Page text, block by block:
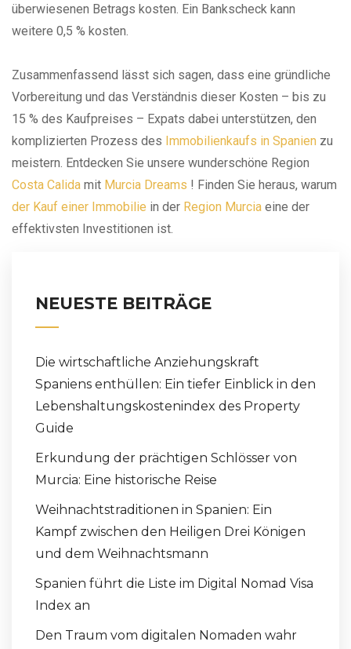
überwiesenen Betrags kosten. Ein Bankscheck kann
weitere 0,5 % kosten.
Zusammenfassend lässt sich sagen, dass eine gründliche
Vorbereitung und das Verständnis dieser Kosten – bis zu
15 % des Kaufpreises – Expats dabei unterstützen, den
komplizierten Prozess des Immobilienkaufs in Spanien zu
meistern. Entdecken Sie unsere wunderschöne Region
Costa Calida mit Murcia Dreams ! Finden Sie heraus, warum
der Kauf einer Immobilie in der Region Murcia eine der
effektivsten Investitionen ist.
NEUESTE BEITRÄGE
Die wirtschaftliche Anziehungskraft
Spaniens enthüllen: Ein tiefer Einblick in den
Lebenshaltungskostenindex des Property
Guide
Erkundung der prächtigen Schlösser von
Murcia: Eine historische Reise
Weihnachtstraditionen in Spanien: Ein
Kampf zwischen den Heiligen Drei Königen
und dem Weihnachtsmann
Spanien führt die Liste im Digital Nomad Visa
Index an
Den Traum vom digitalen Nomaden wahr